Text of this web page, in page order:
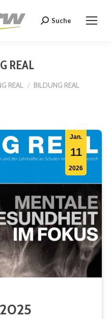
Search:
Suche
REAL
REAL BILDUNG REAL
Jan.
11
2026